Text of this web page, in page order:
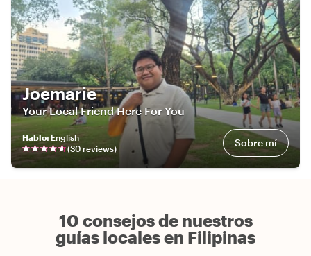
Joemarie
Your Local Friend Here For You
Hablo: English
(30 reviews) Sobre mí
10 consejos de nuestros
guías locales en Filipinas